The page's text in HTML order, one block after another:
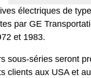
électriques de
par GE
et 1983.
sous-séries seront
clients aux USA et